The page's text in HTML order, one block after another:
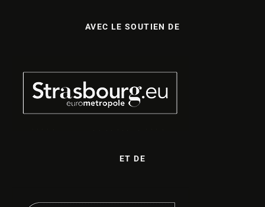
AVEC LE SOUTIEN DE
ET DE